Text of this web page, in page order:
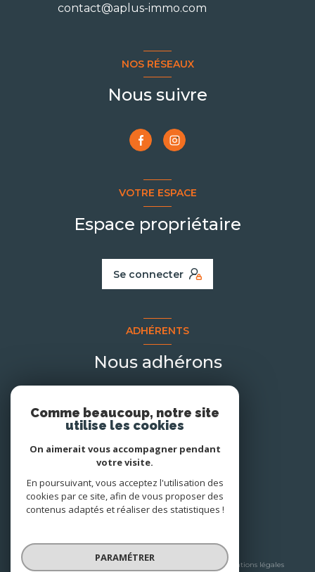
contact@aplus-immo.com
NOS RÉSEAUX
Nous suivre
VOTRE ESPACE
Espace propriétaire
Se connecter
ADHÉRENTS
Nous adhérons
© 2026 | Tous droits réservés
Mentions légales
Comme beaucoup, notre site
utilise les cookies
On aimerait vous accompagner pendant
votre visite.
En poursuivant, vous acceptez l'utilisation des
cookies par ce site, afin de vous proposer des
contenus adaptés et réaliser des statistiques !
PARAMÉTRER